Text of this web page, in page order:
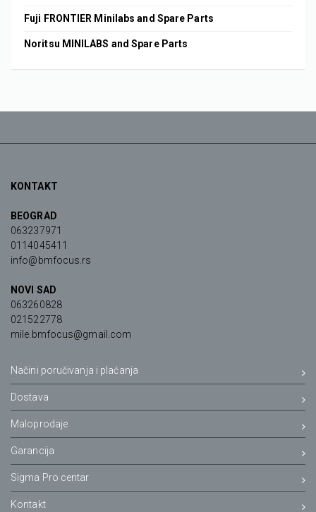
Fuji FRONTIER Minilabs and Spare Parts
Noritsu MINILABS and Spare Parts
KONTAKT
BEOGRAD
063237971
0114045411
info@bmfocus.rs
NOVI SAD
063260828
021522778
mile.bmfocus@gmail.com
Načini poručivanja i plaćanja
Dostava
Maloprodaje
Garancija
Sigma Pro centar
Kontakt